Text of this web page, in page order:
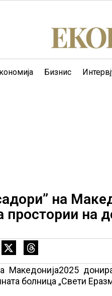
Бизнис
на
простории на
Македонија2025
болница „Свети